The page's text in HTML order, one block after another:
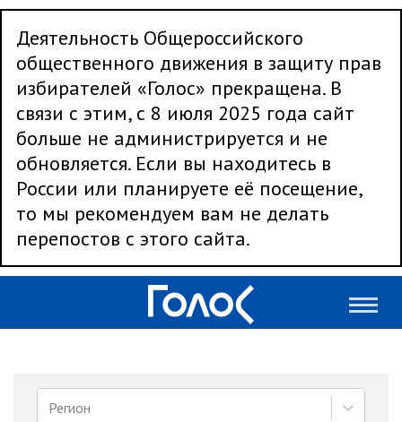
Деятельность Общероссийского
общественного движения в защиту прав
избирателей «Голос» прекращена. В
связи с этим, с 8 июля 2025 года сайт
больше не администрируется и не
обновляется. Если вы находитесь в
России или планируете её посещение,
то мы рекомендуем вам не делать
перепостов с этого сайта.
Регион